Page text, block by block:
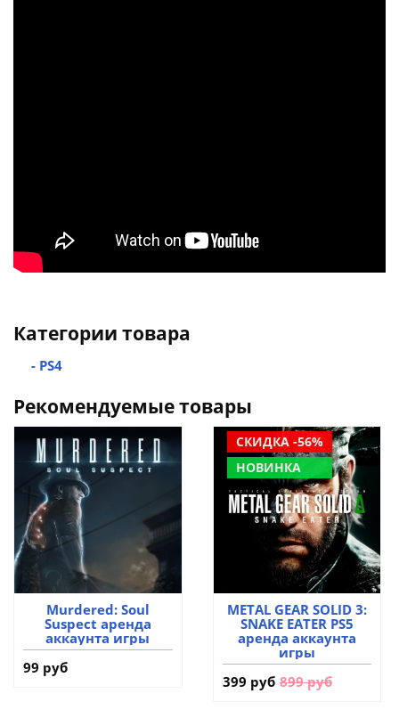
Категории товара
- PS4
Рекомендуемые товары
Murdered: Soul
Suspect аренда
аккаунта игры
99 руб
СКИДКА -56%
НОВИНКА
METAL GEAR SOLID 3:
SNAKE EATER PS5
аренда аккаунта
игры
399 руб 899 руб